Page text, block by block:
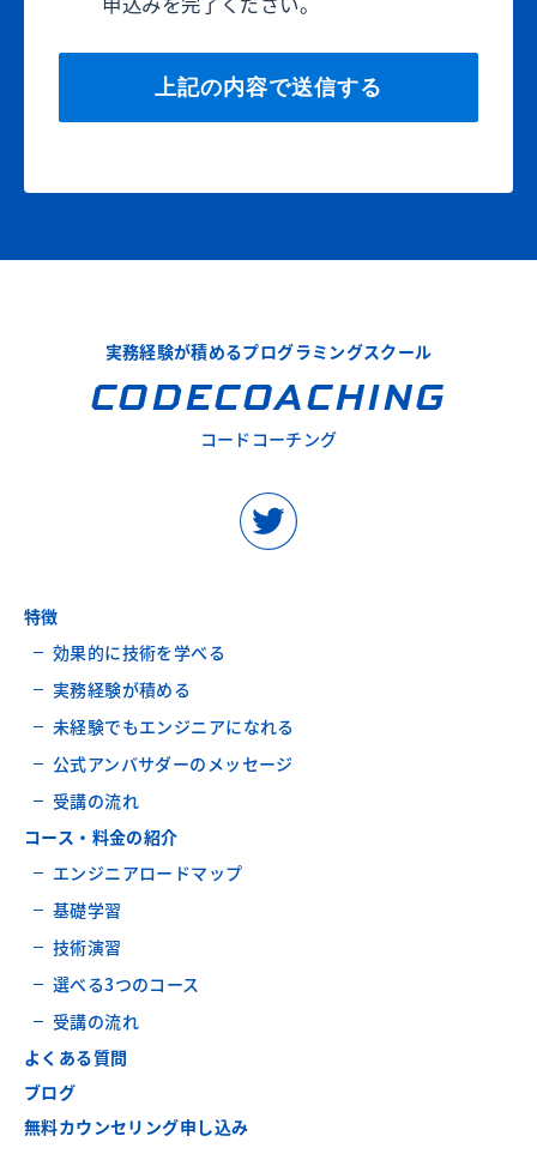
実務経験が積めるプログラミングスクール
CODECOACHING
コードコーチング
特徴
効果的に技術を学べる
実務経験が積める
未経験でもエンジニアになれる
公式アンバサダーのメッセージ
受講の流れ
コース・料金の紹介
エンジニアロードマップ
基礎学習
技術演習
選べる3つのコース
受講の流れ
よくある質問
ブログ
無料カウンセリング申し込み